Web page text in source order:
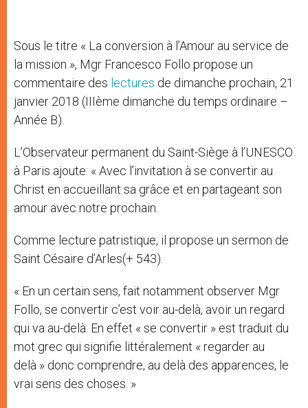
Sous le titre « La conversion à l’Amour au service de
la mission », Mgr Francesco Follo propose un
commentaire des lectures de dimanche prochain, 21
janvier 2018 (IIIème dimanche du temps ordinaire –
Année B).
L’Observateur permanent du Saint-Siège à l’UNESCO
à Paris ajoute: « Avec l’invitation à se convertir au
Christ en accueillant sa grâce et en partageant son
amour avec notre prochain.
Comme lecture patristique, il propose un sermon de
Saint Césaire d’Arles(+ 543).
« En un certain sens, fait notamment observer Mgr
Follo, se convertir c’est voir au-delà, avoir un regard
qui va au-delà. En effet « se convertir » est traduit du
mot grec qui signifie littéralement « regarder au
delà » donc comprendre, au delà des apparences, le
vrai sens des choses. »